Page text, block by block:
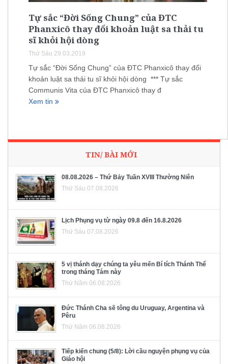
Tự sắc “Đời Sống Chung” của ĐTC
Phanxicô thay đổi khoản luật sa thải tu
sĩ khỏi hội dòng
Thứ Sáu 29.03.2019
Tự sắc “Đời Sống Chung” của ĐTC Phanxicô thay đổi
khoản luật sa thải tu sĩ khỏi hội dòng *** Tự sắc
Communis Vita của ĐTC Phanxicô thay đ
Xem tin
TIN/ BÀI MỚI
08.08.2026 – Thứ Bảy Tuần XVIII Thường Niên
Thứ Sáu 07.08.2026
Lịch Phụng vụ từ ngày 09.8 đến 16.8.2026
Thứ Sáu 07.08.2026
5 vị thánh dạy chúng ta yêu mến Bí tích Thánh Thể
trong tháng Tám này
Thứ Năm 06.08.2026
Đức Thánh Cha sẽ tông du Uruguay, Argentina và
Pêru
Thứ Năm 06.08.2026
Tiếp kiến chung (5/8): Lời cầu nguyện phụng vụ của
Giáo hội